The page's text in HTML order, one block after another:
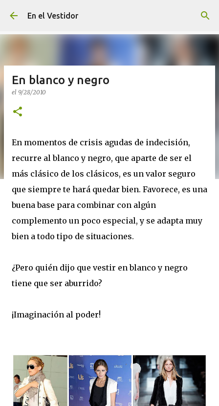
Ir al contenido principal
En el Vestidor
En blanco y negro
el 9/28/2010
En momentos de crisis agudas de indecisión,
recurre al blanco y negro, que aparte de ser el
más clásico de los clásicos, es un valor seguro
que siempre te hará quedar bien. Favorece, es una
buena base para combinar con algún
complemento un poco especial, y se adapta muy
bien a todo tipo de situaciones.
¿Pero quién dijo que vestir en blanco y negro
tiene que ser aburrido?
¡Imaginación al poder!